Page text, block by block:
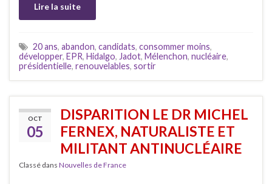
Lire la suite
20 ans, abandon, candidats, consommer moins,
développer, EPR, Hidalgo, Jadot, Mélenchon, nucléaire,
présidentielle, renouvelables, sortir
OCT
05
DISPARITION LE DR MICHEL
FERNEX, NATURALISTE ET
MILITANT ANTINUCLÉAIRE
Classé dans Nouvelles de France